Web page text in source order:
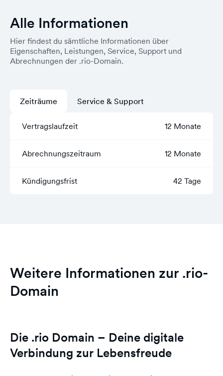
Alle Informationen
Hier findest du sämtliche Informationen über
Eigenschaften, Leistungen, Service, Support und
Abrechnungen der .rio-Domain.
Zeiträume
Vertragslaufzeit 12 Monate
Abrechnungszeitraum 12 Monate
Kündigungsfrist 42 Tage
Service & Support
Weitere Informationen zur .rio-
Domain
Die .rio Domain – Deine digitale
Verbindung zur Lebensfreude